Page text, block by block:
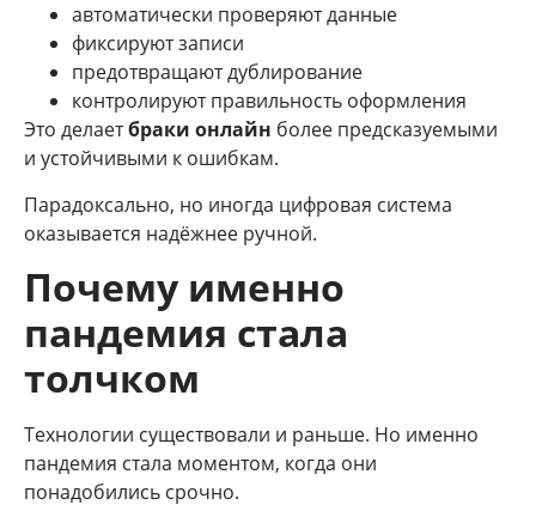
автоматически проверяют данные
фиксируют записи
предотвращают дублирование
контролируют правильность оформления
Это делаетбраки онлайн более предсказуемыми
и устойчивыми к ошибкам.
Парадоксально, но иногда цифровая система
оказывается надёжнее ручной.
Почему именно
пандемия стала
толчком
Технологии существовали и раньше. Но именно
пандемия стала моментом, когда они
понадобились срочно.